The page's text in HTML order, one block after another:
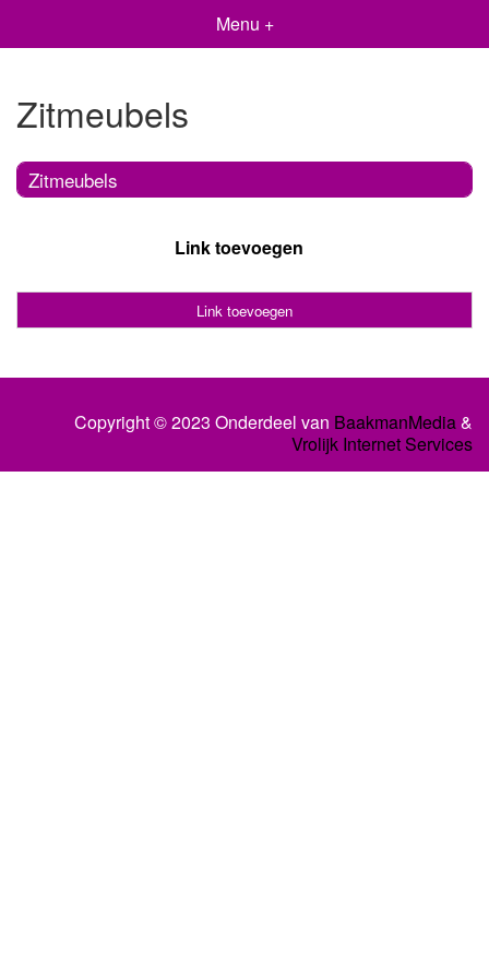
Menu +
Zitmeubels
Zitmeubels
Link toevoegen
Link toevoegen
Copyright © 2023 Onderdeel van BaakmanMedia&
Vrolijk Internet Services